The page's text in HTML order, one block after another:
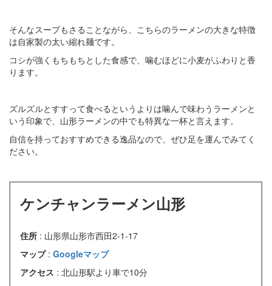
そんなスープもさることながら、こちらのラーメンの大きな特徴
は自家製の太い縮れ麺です。
コシが強くもちもちとした食感で、噛むほどに小麦がふわりと香
ります。
ズルズルとすすって食べるというよりは噛んで味わうラーメンと
いう印象で、山形ラーメンの中でも特異な一杯と言えます。
自信を持っておすすめできる逸品なので、ぜひ足を運んでみてく
ださい。
ケンチャンラーメン山形
住所 : 山形県山形市西田2-1-17
マップ : Googleマップ
アクセス : 北山形駅より車で10分